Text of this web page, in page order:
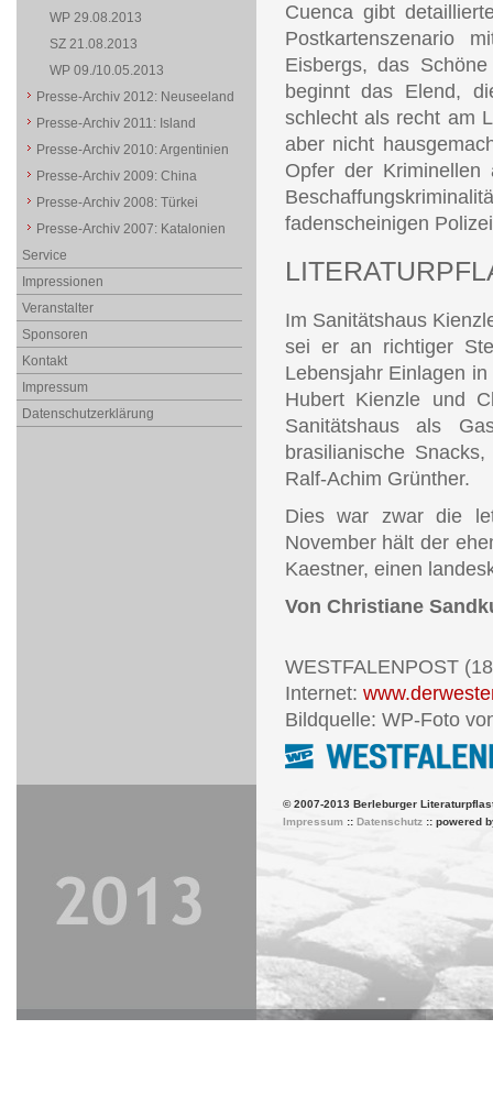
Cuenca gibt
Postkartenszenario
Eisbergs, das
beginnt das Elend,
schlecht als recht am
aber nicht
Opfer der Kriminellen
fadenscheinigen
Im Sanitätshaus
sei er an richtiger
Lebensjahr Einlagen
Hubert Kienzle und
Sanitätshaus als
brasilianische
Ralf-Achim Grünther.
Dies war zwar die
November hält der
Kaestner, einen
Von Christiane
WESTFALENPOST
Internet:
Bildquelle: WP-Foto
WP 29.08.2013
SZ 21.08.2013
WP 09./10.05.2013
Presse-Archiv 2012: Neuseeland
Presse-Archiv 2011: Island
Presse-Archiv 2010: Argentinien
Presse-Archiv 2009: China
Presse-Archiv 2008: Türkei
Presse-Archiv 2007: Katalonien
Service
Impressionen
Veranstalter
Sponsoren
Kontakt
Impressum
Datenschutzerklärung
© 2007-2013 Berleburger
Impressum:: Datenschutz:: powered